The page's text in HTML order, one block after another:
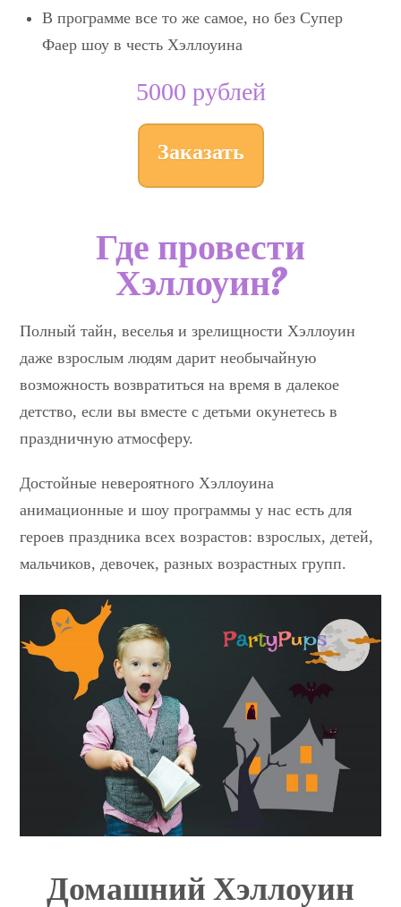
В программе все то же самое, но без Супер
Фаер шоу в честь Хэллоуина
5000 рублей
Заказать
Где провести
Хэллоуин?
Полный тайн, веселья и зрелищности Хэллоуин
даже взрослым людям дарит необычайную
возможность возвратиться на время в далекое
детство, если вы вместе с детьми окунетесь в
праздничную атмосферу.
Достойные невероятного Хэллоуина
анимационные и шоу программы у нас есть для
героев праздника всех возрастов: взрослых, детей,
мальчиков, девочек, разных возрастных групп.
Домашний Хэллоуин